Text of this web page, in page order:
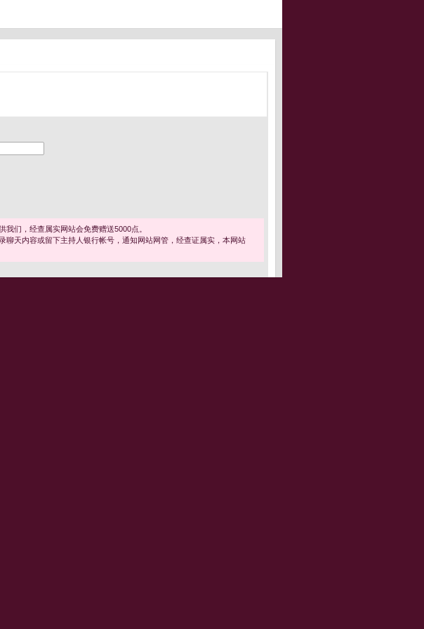
们，经查属实网站会免费赠送5000点。
聊天内容或留下主持人银行帐号，通知网站网管，经查证属实，本网站